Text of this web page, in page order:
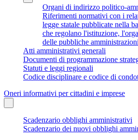
Organi di indirizzo politico-
Riferimenti normativi con i
legge statale pubblicate nella
che regolano l'istituzione,
delle pubbliche amministrazioni
Atti amministrativi generali
Documenti di programmazione
Statuti e leggi regionali
Codice disciplinare e codice di
Oneri informativi per cittadini e imprese
Scadenzario obblighi amministrativi
Scadenzario dei nuovi obblighi